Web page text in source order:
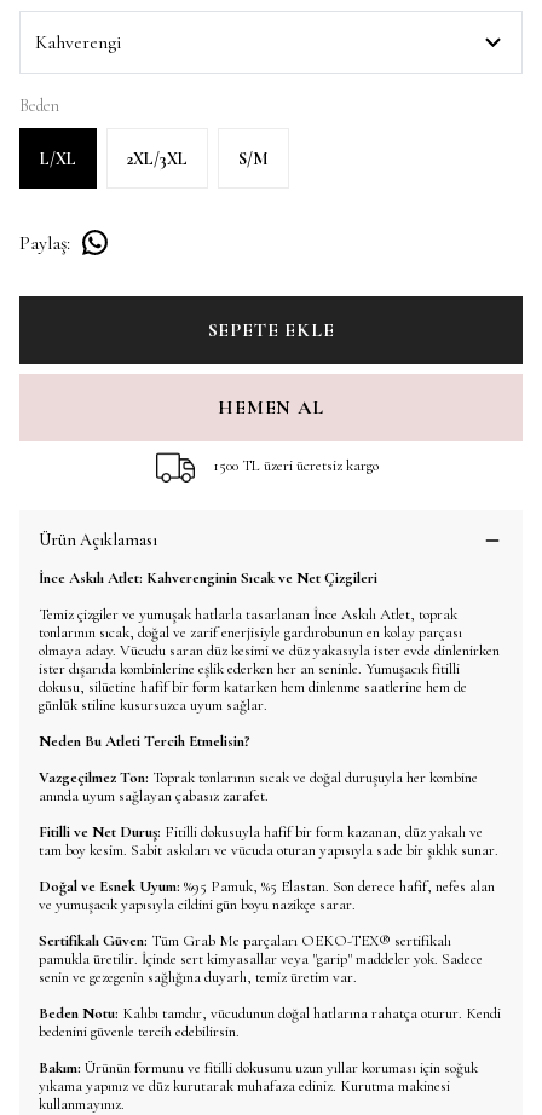
Beden
L/XL 2XL/3XL S/M
Paylaş:
SEPETE EKLE
HEMEN AL
1500 TL üzeri ücretsiz kargo
Ürün Açıklaması
İnce Askılı Atlet: Kahverenginin Sıcak ve Net Çizgileri
Temiz çizgiler ve yumuşak hatlarla tasarlanan İnce Askılı Atlet, toprak
tonlarının sıcak, doğal ve zarif enerjisiyle gardırobunun en kolay parçası
olmaya aday. Vücudu saran düz kesimi ve düz yakasıyla ister evde dinlenirken
ister dışarıda kombinlerine eşlik ederken her an seninle. Yumuşacık fitilli
dokusu, silüetine hafif bir form katarken hem dinlenme saatlerine hem de
günlük stiline kusursuzca uyum sağlar.
Neden Bu Atleti Tercih Etmelisin?
Vazgeçilmez Ton: Toprak tonlarının sıcak ve doğal duruşuyla her kombine
anında uyum sağlayan çabasız zarafet.
Fitilli ve Net Duruş: Fitilli dokusuyla hafif bir form kazanan, düz yakalı ve
tam boy kesim. Sabit askıları ve vücuda oturan yapısıyla sade bir şıklık sunar.
Doğal ve Esnek Uyum: %95 Pamuk, %5 Elastan. Son derece hafif, nefes alan
ve yumuşacık yapısıyla cildini gün boyu nazikçe sarar.
Sertifikalı Güven: Tüm Grab Me parçaları OEKO-TEX® sertifikalı
pamukla üretilir. İçinde sert kimyasallar veya "garip" maddeler yok. Sadece
senin ve gezegenin sağlığına duyarlı, temiz üretim var.
Beden Notu: Kalıbı tamdır, vücudunun doğal hatlarına rahatça oturur. Kendi
bedenini güvenle tercih edebilirsin.
Bakım: Ürünün formunu ve fitilli dokusunu uzun yıllar koruması için soğuk
yıkama yapınız ve düz kurutarak muhafaza ediniz. Kurutma makinesi
kullanmayınız.